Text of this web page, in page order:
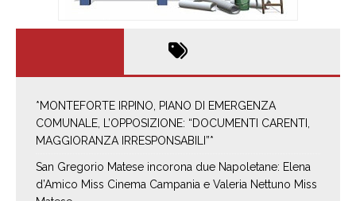
*MONTEFORTE IRPINO, PIANO DI EMERGENZA
COMUNALE, L’OPPOSIZIONE: “DOCUMENTI CARENTI,
MAGGIORANZA IRRESPONSABILI”*
San Gregorio Matese incorona due Napoletane: Elena
d’Amico Miss Cinema Campania e Valeria Nettuno Miss